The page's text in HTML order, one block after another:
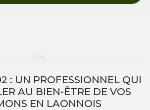
: UN PROFESSIONNEL QUI
AU BIEN-ÊTRE DE VOS
EN LAONNOIS